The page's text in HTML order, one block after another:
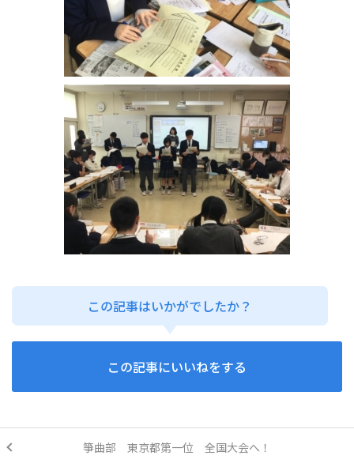
この記事はいかがでしたか？
この記事にいいねをする
箏曲部 東京都第一位 全国大会へ！